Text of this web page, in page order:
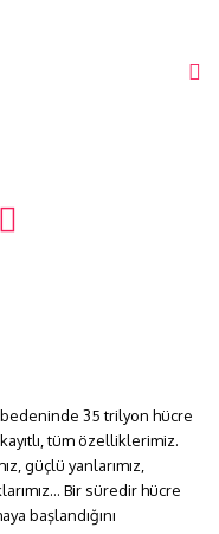
35 trilyon hücre
tüm özelliklerimiz.
güçlü yanlarımız,
Bir süredir hücre
başlandığını